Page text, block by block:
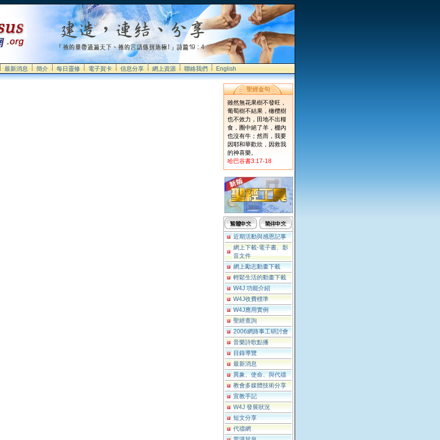
最新消息 簡介 每日靈修 電子賀卡 信息分享 網上資源 聯絡我們 English
聖經金句
雖然無花果樹不發旺，
葡萄樹不結果，橄欖樹
也不效力，田地不出糧
食，圈中絕了羊，棚內
也沒有牛；然而，我要
因耶和華歡欣，因救我
的神喜樂。
哈巴谷書3:17-18
近期活動與感恩記事
網上下載-電子書、影
音文件
網上勵志動畫下載
輕鬆生活的動畫下載
W4J 功能介紹
W4J收費標準
W4J應用實例
聖經查詢
2006網路事工研討會
音樂詩歌點播
目錄導覽
最新消息
異象、使命、與代禱
教會多媒體技術分享
宣教手記
W4J 發展狀況
短文分享
代禱網